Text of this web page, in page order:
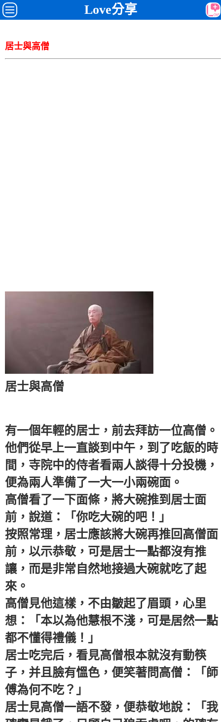
Love分享
居士與高僧
居士與高僧
有一個年輕的居士，前去拜訪一位高僧。
他們從早上一直談到中午，到了吃飯的時
間，寺院中的侍者看兩人談得十分投機，
便為兩人準備了一大一小兩碗面。
高僧看了一下面條，將大碗推到居士面
前，說道：「你吃大碗的吧！」
按照常理，居士應該將大碗再推回高僧面
前，以示恭敬，可是居士一點都沒有推
讓，而是非常自然地接過大碗就吃了起
來。
高僧見他這樣，不由皺起了眉頭，心里
想：「本以為他慧根不淺，可是居然一點
都不懂得禮儀！」
居士吃完后，看見高僧根本就沒有動筷
子，并且臉有慍色，便笑著問高僧：「師
傅為何不吃？」
居士見高僧一語不發，便恭敬地說：「我